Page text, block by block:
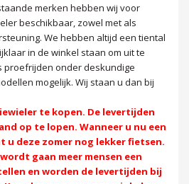
merken hebben wij voor
beschikbaar, zowel met als
We hebben altijd een tiental
in de winkel staan om uit te
proefrijden onder deskundige
mogelijk. Wij staan u dan bij
te kopen. De levertijden
op te lopen. Wanneer u nu een
u deze zomer nog lekker fietsen.
gaan meer mensen een
en worden de levertijden bij